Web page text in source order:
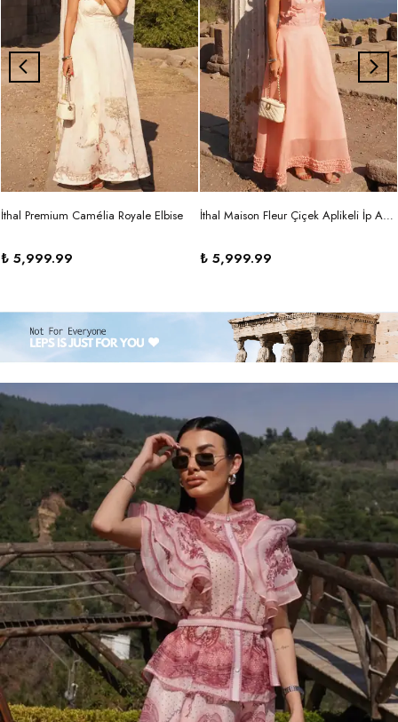
İthal Premium Camélia Royale Elbise
₺ 5,999.99
İthal Maison Fleur Çiçek Aplikeli İp Askılı Maxi Elbise
₺ 5,999.99